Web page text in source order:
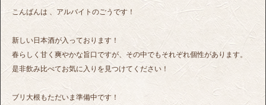
こんばんは 、アルバイトのごうです！
新しい日本酒が入っております！
春らしく甘く爽やかな旨口ですが、その中でもそれぞれ個性があります。
是非飲み比べてお気に入りを見つけてください！
ブリ大根もただいま準備中です！